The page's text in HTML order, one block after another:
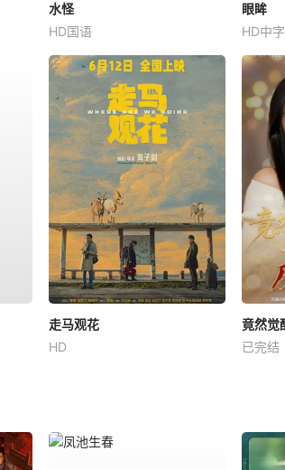
水怪
HD国语
眼眸
HD中字
走马观花
HD
已完结